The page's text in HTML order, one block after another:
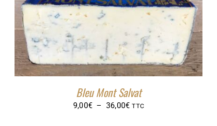
Bleu Mont Salvat
9,00€ – 36,00€Plage
TTC